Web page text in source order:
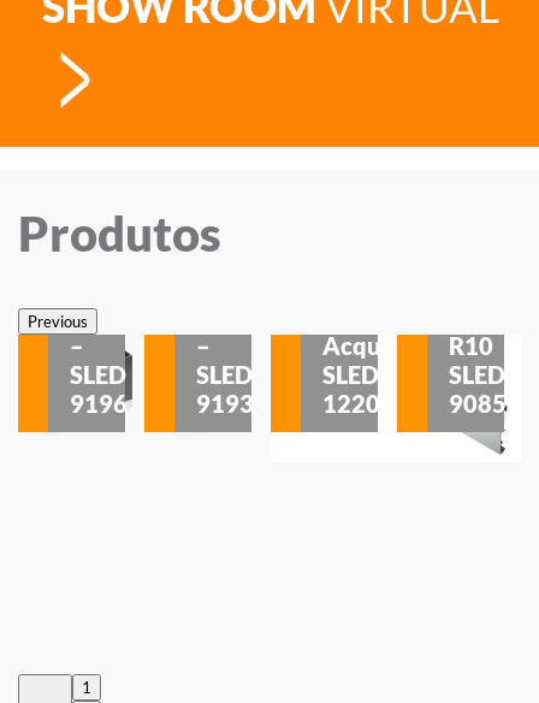
Produtos
PreviousSobrepor
–
SLED
9196
–
SLED
9193
Acqua
SLED
1220
R10
SLED
9085
1